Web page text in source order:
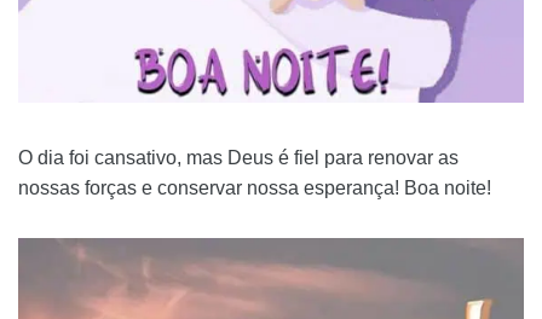
O dia foi cansativo, mas Deus é fiel para renovar as
nossas forças e conservar nossa esperança! Boa noite!